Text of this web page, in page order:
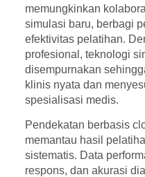
memungkinkan
simulasi baru, berbagi
efektivitas pelatihan.
profesional, teknologi
disempurnakan
klinis nyata dan
spesialisasi medis.
Pendekatan berbasis
memantau hasil
sistematis. Data
respons, dan akurasi